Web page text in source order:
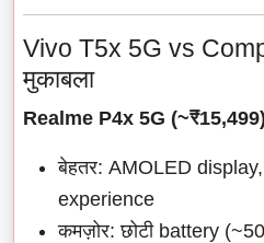
Vivo T5x 5G vs
मुकाबला
Realme P4x 5G (~₹15,499)
बेहतर: AMOLED
experience
कमज़ोर: छोटी battery